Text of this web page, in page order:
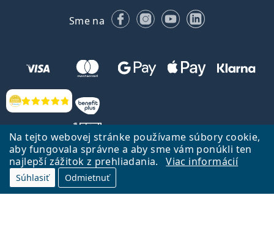
Na tejto webovej stránke používame súbory cookie,
aby fungovala správne a aby sme vám ponúkli ten
najlepší zážitok z prehliadania.
Viac informácií
Súhlasiť Odmietnuť
Hodnotenia
Sme na FacebookuInstagrame
YouTubeLinkedIn
Späť na Úvodnu stránku
Lentiamo.sk vlastní a prevádzkuje spoločnosť Lentiamo s.r.o., Česká